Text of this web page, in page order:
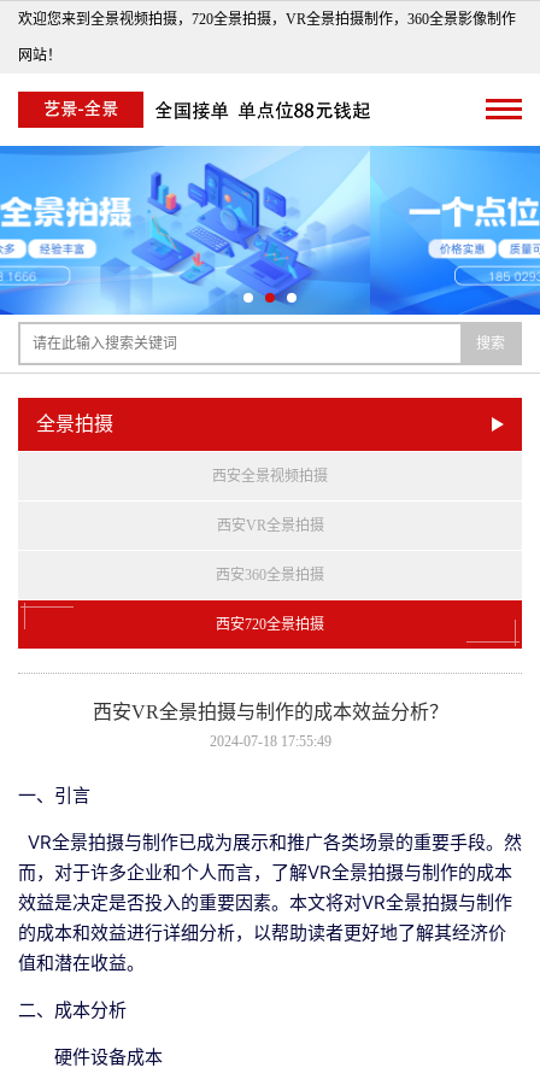
欢迎您来到全景视频拍摄，720全景拍摄，VR全景拍摄制作，360全景影像制作
网站！
搜索
全景拍摄
西安全景视频拍摄
西安VR全景拍摄
西安360全景拍摄
西安720全景拍摄
西安VR全景拍摄与制作的成本效益分析？
2024-07-18 17:55:49
一、引言
VR全景拍摄与制作已成为展示和推广各类场景的重要手段。然
而，对于许多企业和个人而言，了解VR全景拍摄与制作的成本
效益是决定是否投入的重要因素。本文将对VR全景拍摄与制作
的成本和效益进行详细分析，以帮助读者更好地了解其经济价
值和潜在收益。
二、成本分析
硬件设备成本